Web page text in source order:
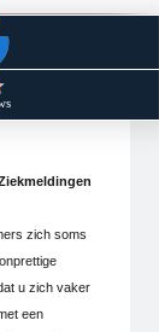
zich soms
u zich vaker
een